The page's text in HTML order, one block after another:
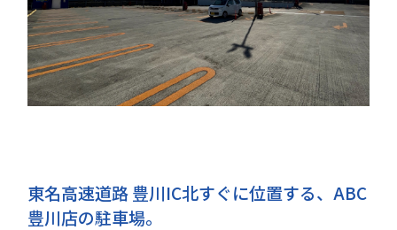
東名高速道路 豊川IC北すぐに位置する、ABC
豊川店の駐車場。